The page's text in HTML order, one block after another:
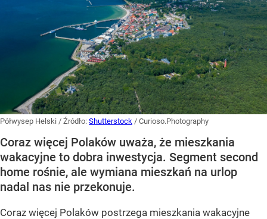
Półwysep Helski / Źródło: Shutterstock / Curioso.Photography
Coraz więcej Polaków uważa, że mieszkania
wakacyjne to dobra inwestycja. Segment second
home rośnie, ale wymiana mieszkań na urlop
nadal nas nie przekonuje.
Coraz więcej Polaków postrzega mieszkania wakacyjne